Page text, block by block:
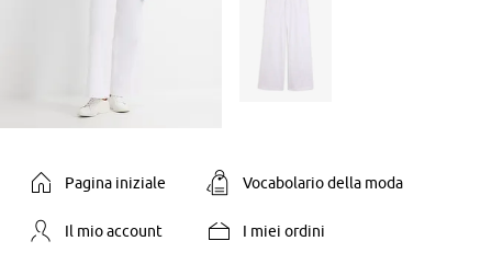
Pagina iniziale Vocabolario della moda
Il mio account I miei ordini